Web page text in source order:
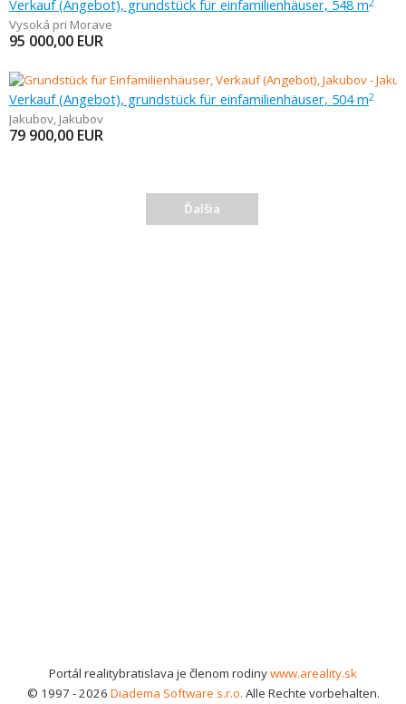
Verkauf (Angebot), grundstück für einfamilienhäuser, 548 m
Vysoká pri Morave
95 000,00 EUR
Verkauf (Angebot), grundstück für einfamilienhäuser, 504 m2
Jakubov, Jakubov
79 900,00 EUR
Ďalšia
Portál realitybratislava je členom rodinywww.areality.sk
© 1997 - 2026 Diadema Software s.r.o. Alle Rechte vorbehalten.